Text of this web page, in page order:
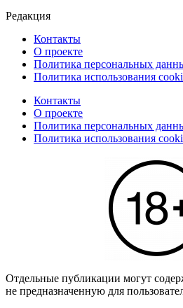
Редакция
Контакты
О проекте
Политика персональных
Политика использования
Контакты
О проекте
Политика персональных
Политика использования
Отдельные публикации могут
не предназначенную для